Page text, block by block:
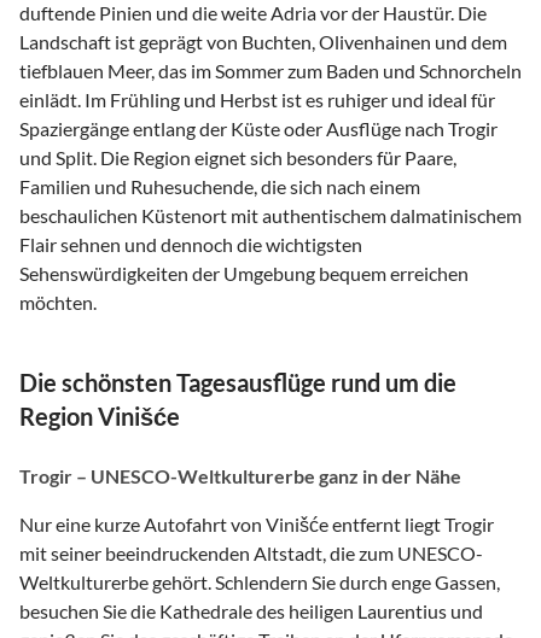
duftende Pinien und die weite Adria vor der Haustür. Die
Landschaft ist geprägt von Buchten, Olivenhainen und dem
tiefblauen Meer, das im Sommer zum Baden und Schnorcheln
einlädt. Im Frühling und Herbst ist es ruhiger und ideal für
Spaziergänge entlang der Küste oder Ausflüge nach Trogir
und Split. Die Region eignet sich besonders für Paare,
Familien und Ruhesuchende, die sich nach einem
beschaulichen Küstenort mit authentischem dalmatinischem
Flair sehnen und dennoch die wichtigsten
Sehenswürdigkeiten der Umgebung bequem erreichen
möchten.
Die schönsten Tagesausflüge rund um die
Region Vinišće
Trogir – UNESCO-Weltkulturerbe ganz in der Nähe
Nur eine kurze Autofahrt von Vinišće entfernt liegt Trogir
mit seiner beeindruckenden Altstadt, die zum UNESCO-
Weltkulturerbe gehört. Schlendern Sie durch enge Gassen,
besuchen Sie die Kathedrale des heiligen Laurentius und